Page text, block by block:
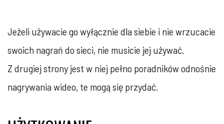
Jeżeli używacie go wyłącznie dla siebie i nie wrzucacie
swoich nagrań do sieci, nie musicie jej używać.
Z drugiej strony jest w niej pełno poradników odnośnie
nagrywania wideo, te mogą się przydać.